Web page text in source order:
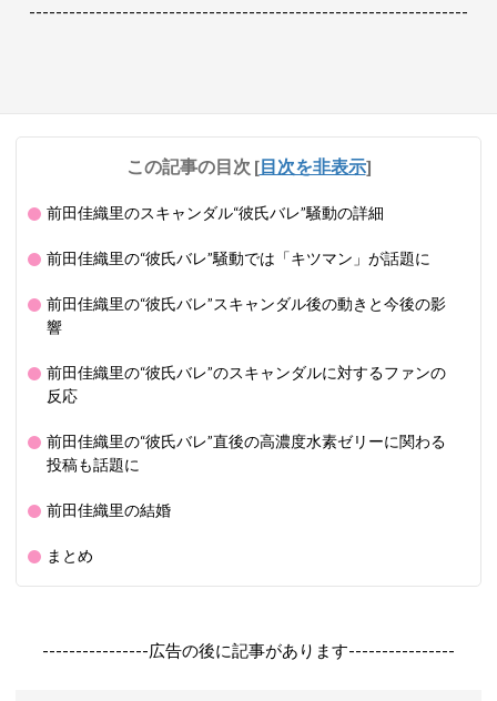
------------------------------------------------------------------
この記事の目次 [目次を非表示]
前田佳織里のスキャンダル“彼氏バレ”騒動の詳細
前田佳織里の“彼氏バレ”騒動では「キツマン」が話題に
前田佳織里の“彼氏バレ”スキャンダル後の動きと今後の影
響
前田佳織里の“彼氏バレ”のスキャンダルに対するファンの
反応
前田佳織里の“彼氏バレ”直後の高濃度水素ゼリーに関わる
投稿も話題に
前田佳織里の結婚
まとめ
----------------広告の後に記事があります----------------